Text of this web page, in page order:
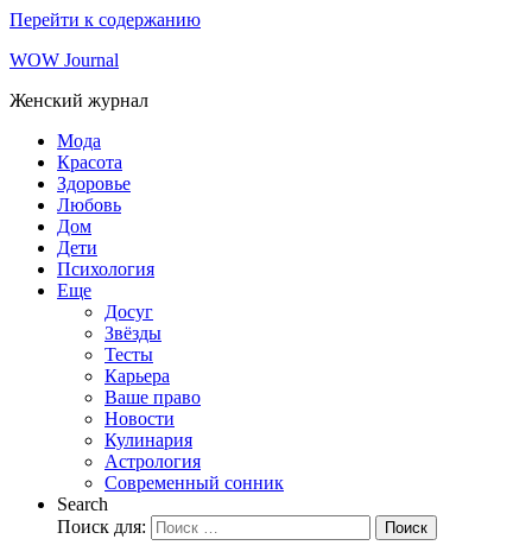
Перейти к содержанию
WOW Journal
Женский журнал
Мода
Красота
Здоровье
Любовь
Дом
Дети
Психология
Еще
Досуг
Звёзды
Тесты
Карьера
Ваше право
Новости
Кулинария
Астрология
Современный сонник
Search
Поиск для:
Поиск